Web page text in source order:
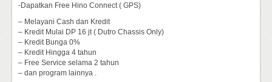
-Dapatkan Free Hino Connect ( GPS)
– Melayani Cash dan Kredit
– Kredit Mulai DP 16 jt ( Dutro Chassis Only)
– Kredit Bunga 0%
– Kredit Hingga 4 tahun
– Free Service selama 2 tahun
– dan program lainnya .